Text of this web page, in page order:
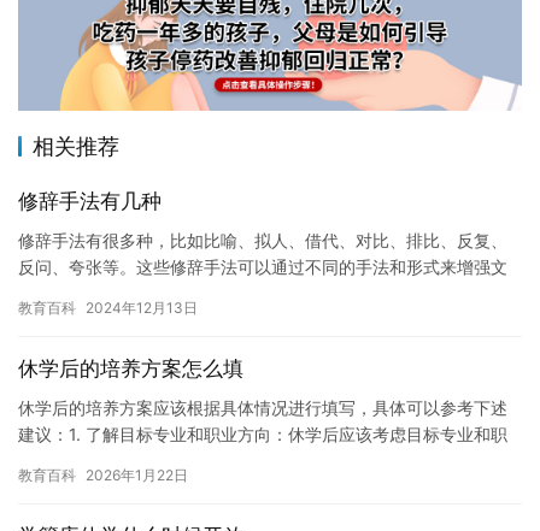
相关推荐
修辞手法有几种
修辞手法有很多种，比如比喻、拟人、借代、对比、排比、反复、
反问、夸张等。这些修辞手法可以通过不同的手法和形式来增强文
情感。…
教育百科 2024年12月13日
休学后的培养方案怎么填
休学后的培养方案应该根据具体情况进行填写，具体可以参考下述
建议：1. 了解目标专业和职业方向：休学后应该考虑目标专业和职
专…
教育百科 2026年1月22日